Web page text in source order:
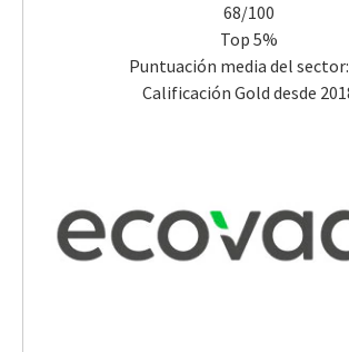
68/100
Top 5%
Puntuación media del
Calificación Gold desde